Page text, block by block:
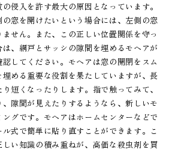
侵入を許す最大の原因となっています。
窓を開けたいという場合には、左側の窓
せん。また、この正しい位置関係を守っ
、網戸とサッシの隙間を埋めるモヘアが
してください。モヘアは窓の開閉をスム
める重要な役割を果たしていますが、長
短くなったりします。指で触ってみて、
隙間が見えたりするようなら、新しいモ
グです。モヘアはホームセンターなどで
式で簡単に貼り直すことができます。こ
い知識の積み重ねが、高価な殺虫剤を買